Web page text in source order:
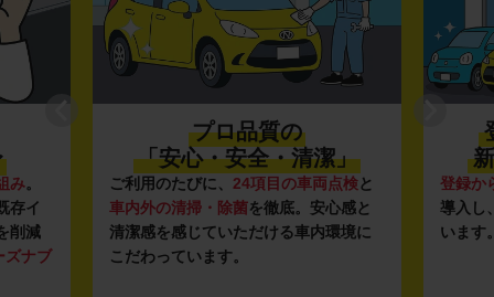
み。
存イ
削減
ズナブ
プロ品質の
「安心・安全・清潔」
ご利用のたびに、 24項目の車両点検と
車内外の清掃・除菌を徹底。安心感と
清潔感を感じていただける車内環境に
こだわっています。
登録か
導入し
います